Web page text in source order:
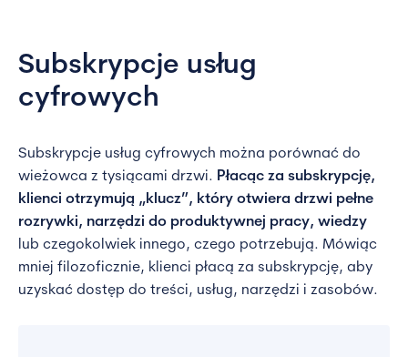
Subskrypcje usług
cyfrowych
Subskrypcje usług cyfrowych można porównać do
wieżowca z tysiącami drzwi. Płacąc za subskrypcję,
klienci otrzymują „klucz”, który otwiera drzwi pełne
rozrywki, narzędzi do produktywnej pracy, wiedzy
lub czegokolwiek innego, czego potrzebują. Mówiąc
mniej filozoficznie, klienci płacą za subskrypcję, aby
uzyskać dostęp do treści, usług, narzędzi i zasobów.